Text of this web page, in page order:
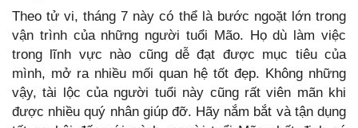
Theo tử vi, tháng 7 này có thể là bước ngoặt lớn trong
vận trình của những người tuổi Mão. Họ dù làm việc
trong lĩnh vực nào cũng dễ đạt được mục tiêu của
mình, mở ra nhiều mối quan hệ tốt đẹp. Không những
vậy, tài lộc của người tuổi này cũng rất viên mãn khi
được nhiều quý nhân giúp đỡ. Hãy nắm bắt và tận dụng